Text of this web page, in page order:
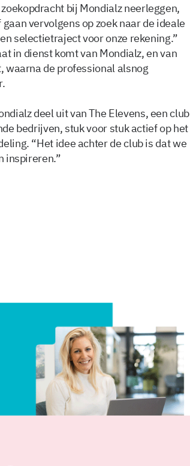
bij Mondialz neerleggen,
vervolgens op zoek naar de ideale
selectietraject voor onze rekening.”
in dienst komt van Mondialz, en van
waarna de professional alsnog
deel uit van The Elevens, een club
bedrijven, stuk voor stuk actief op het
“Het idee achter de club is dat we
inspireren.”
Delen